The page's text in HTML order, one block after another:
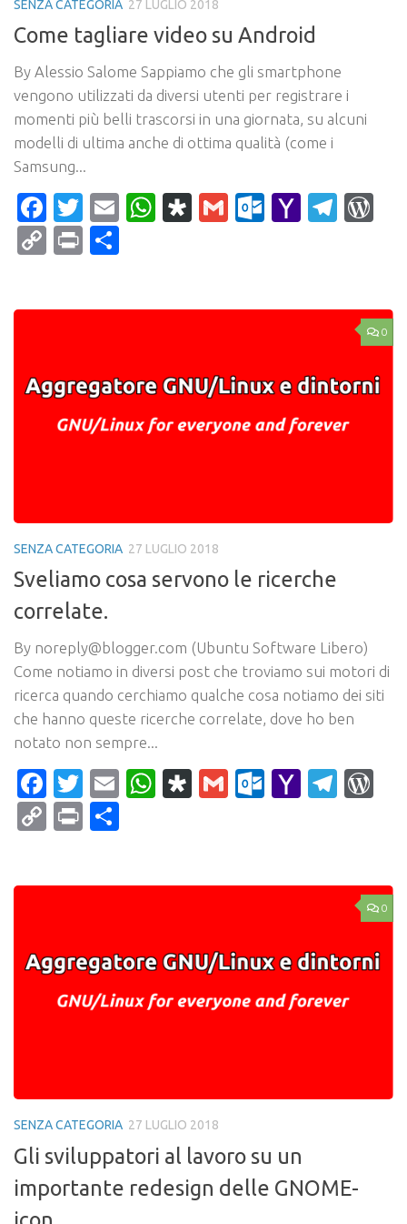
SENZA CATEGORIA 27 LUGLIO 2018
Come tagliare video su Android
By Alessio Salome Sappiamo che gli smartphone
vengono utilizzati da diversi utenti per registrare i
momenti più belli trascorsi in una giornata, su alcuni
modelli di ultima anche di ottima qualità (come i
Samsung...
Facebook
Twitter
EmailWhatsApp
Diaspora
Gmail Yahoo
CopyPrint
0
SENZA CATEGORIA 27 LUGLIO 2018
Sveliamo cosa servono le ricerche
correlate.
By noreply@blogger.com (Ubuntu Software Libero)
Come notiamo in diversi post che troviamo sui motori di
ricerca quando cerchiamo qualche cosa notiamo dei siti
che hanno queste ricerche correlate, dove ho ben
notato non sempre...
Facebook
Twitter
EmailWhatsApp
Diaspora
Gmail Yahoo
CopyPrint
0
SENZA CATEGORIA 27 LUGLIO 2018
Gli sviluppatori al lavoro su un
importante redesign delle GNOME-
icon